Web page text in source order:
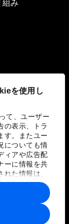
を使用し
て、ユーザー
の表示、トラ
す。またユー
についても情
ィアや広告配
ーに情報を共
た情報は、
供した他の情
使用した際
され、各パー
がありま
み